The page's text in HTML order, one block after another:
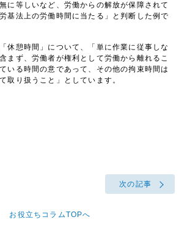
に等しいなど、労働からの解放が保障されて
基法上の労働時間に当たる」と判断した例で
休憩時間」について、「単に作業に従事しな
まず、労働者が権利として労働から離れるこ
いる時間の意であって、その他の拘束時間は
取り扱うこと」としています。
お役立ちコラムTOPへ
次の記事